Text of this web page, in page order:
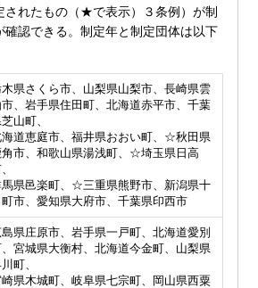
されたもの（★で表示）３条例）が制
確認できる。制定年と制定団体は以下
県さくら市、山梨県山梨市、長崎県雲
、岩手県住田町、北海道赤平市、千葉
山町、
道恵庭市、福井県おおい町、☆秋田県
角市、和歌山県湯浅町、☆埼玉県日高
県邑楽町、☆三重県熊野市、新潟県十
町市、愛知県大府市、千葉県印西市
島県庄原市、岩手県一戸町、北海道愛別
宮城県大衡村、北海道今金町、山梨県
町、
県木城町、岐阜県七宗町、岡山県西粟